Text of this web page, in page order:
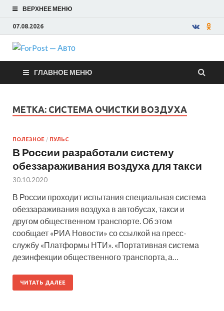
ВЕРХНЕЕ МЕНЮ
07.08.2026
ForPost —
Авто
ГЛАВНОЕ МЕНЮ
МЕТКА: СИСТЕМА ОЧИСТКИ ВОЗДУХА
ПОЛЕЗНОЕ / ПУЛЬС
В России разработали систему
обеззараживания воздуха для такси
30.10.2020
В России проходит испытания специальная система
обеззараживания воздуха в автобусах, такси и
другом общественном транспорте. Об этом
сообщает «РИА Новости» со ссылкой на пресс-
службу «Платформы НТИ». «Портативная система
дезинфекции общественного транспорта, а…
ЧИТАТЬ ДАЛЕЕ